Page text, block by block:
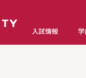
入試情報 学